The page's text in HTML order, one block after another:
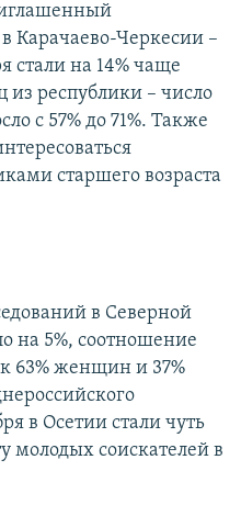
Карачаево-Черкесии –
стали на 14% чаще
из республики – число
с 57% до 71%. Также
старшего возраста
в Северной
на 5%, соотношение
63% женщин и 37%
в Осетии стали чуть
молодых соискателей в